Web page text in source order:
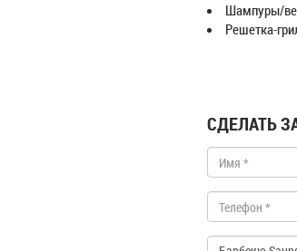
Шампуры/
Решетка-
СДЕЛАТЬ